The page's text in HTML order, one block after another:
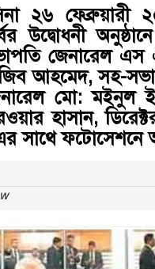
২৬
অনুষ্ঠানে
জেনারেল
আহমেদ, সহ-
মো: মইনুল
হাসান, ডিরেক্টর
সাথে ফটোসেশনে